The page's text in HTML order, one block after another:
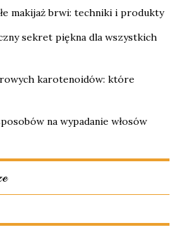
makijaż brwi: techniki i produkty
sekret piękna dla wszystkich
karotenoidów: które
na wypadanie włosów